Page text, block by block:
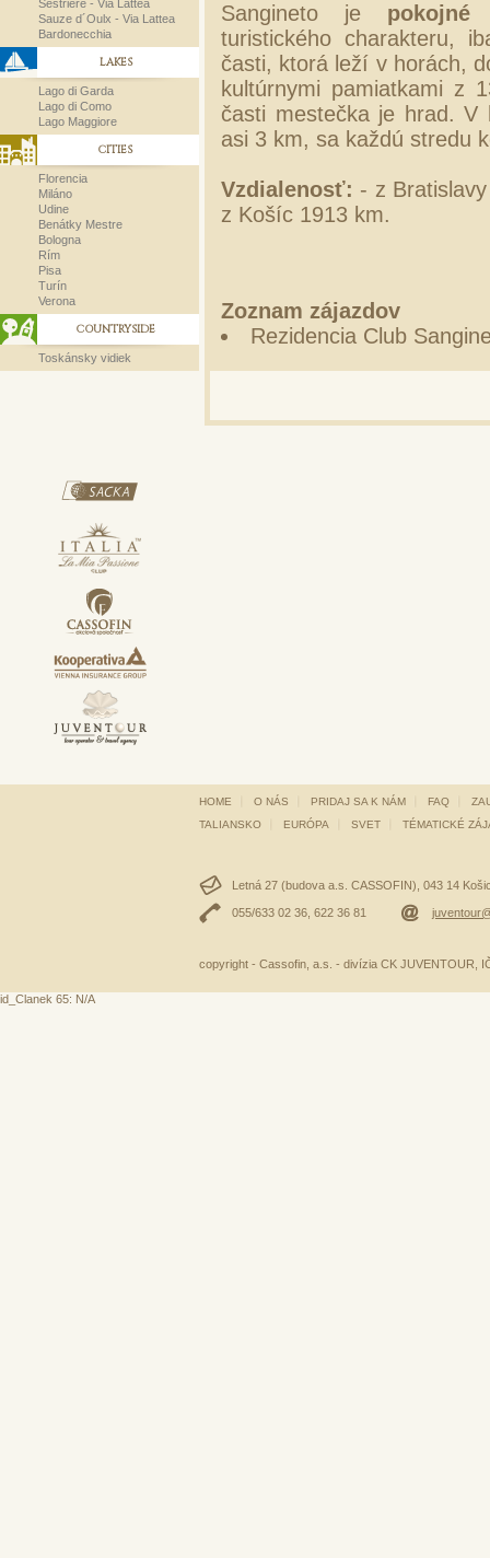
Sestriere - Via Lattea
Sauze d´Oulx - Via Lattea
Bardonecchia
LAKES
Lago di Garda
Lago di Como
Lago Maggiore
CITIES
Florencia
Miláno
Udine
Benátky Mestre
Bologna
Rím
Pisa
Turín
Verona
COUNTRYSIDE
Toskánsky vidiek
Sangineto je pokojné
turistického charakteru,
časti, ktorá leží v horách,
kultúrnymi pamiatkami z
časti mestečka je hrad. V
asi 3 km, sa každú stredu
Vzdialenosť: - z
z Košíc 1913 km.
Zoznam zájazdov
Rezidencia Club
HOME O NÁS PRIDAJ SA K NÁM FAQ
TALIANSKO
EURÓPA SVET TÉMATICKÉ
Letná 27 (budova a.s. CASSOFIN), 043 14
055/633 02 36, 622 36 81
copyright - Cassofin, a.s. - divízia CK JUVENTOUR,
id_Clanek 65: N/A